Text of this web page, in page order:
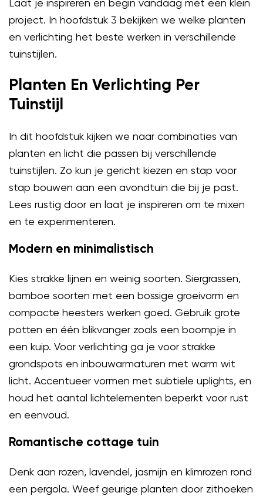
Laat je inspireren en begin vandaag met een klein
project. In hoofdstuk 3 bekijken we welke planten
en verlichting het beste werken in verschillende
tuinstijlen.
Planten En Verlichting Per
Tuinstijl
In dit hoofdstuk kijken we naar combinaties van
planten en licht die passen bij verschillende
tuinstijlen. Zo kun je gericht kiezen en stap voor
stap bouwen aan een avondtuin die bij je past.
Lees rustig door en laat je inspireren om te mixen
en te experimenteren.
Modern en minimalistisch
Kies strakke lijnen en weinig soorten. Siergrassen,
bamboe soorten met een bossige groeivorm en
compacte heesters werken goed. Gebruik grote
potten en één blikvanger zoals een boompje in
een kuip. Voor verlichting ga je voor strakke
grondspots en inbouwarmaturen met warm wit
licht. Accentueer vormen met subtiele uplights, en
houd het aantal lichtelementen beperkt voor rust
en eenvoud.
Romantische cottage tuin
Denk aan rozen, lavendel, jasmijn en klimrozen rond
een pergola. Weef geurige planten door zithoeken